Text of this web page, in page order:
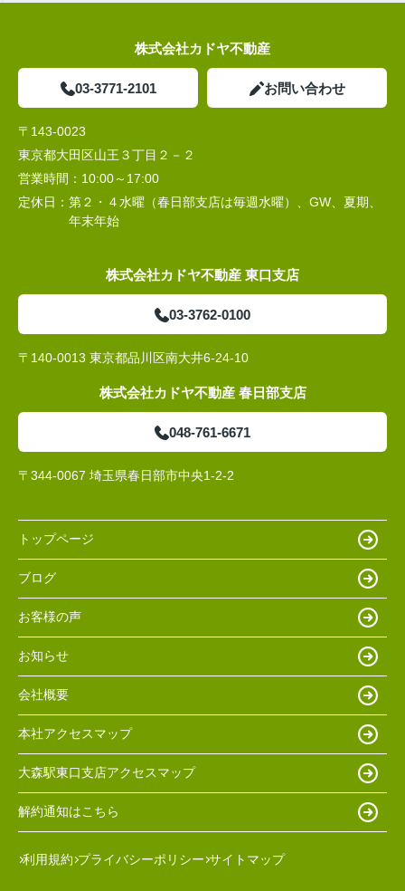
株式会社カドヤ不動産
03-3771-2101 お問い合わせ
〒143-0023
東京都大田区山王３丁目２－２
営業時間： 10:00～17:00
定休日： 第２・４水曜（春日部支店は毎週水曜）、GW、夏期、
年末年始
株式会社カドヤ不動産 東口支店
03-3762-0100
〒140-0013 東京都品川区南大井6-24-10
株式会社カドヤ不動産 春日部支店
048-761-6671
〒344-0067 埼玉県春日部市中央1-2-2
トップページ
ブログ
お客様の声
お知らせ
会社概要
本社アクセスマップ
大森駅東口支店アクセスマップ
解約通知はこちら
利用規約 プライバシーポリシー サイトマップ